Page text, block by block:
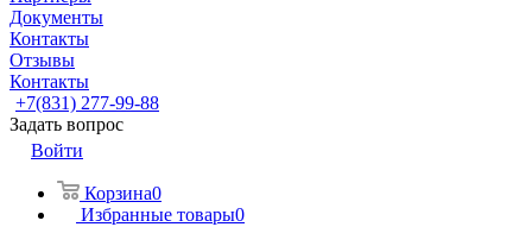
Документы
Контакты
Отзывы
Контакты
+7(831) 277-99-88
Задать вопрос
Войти
Корзина0
Избранные товары0